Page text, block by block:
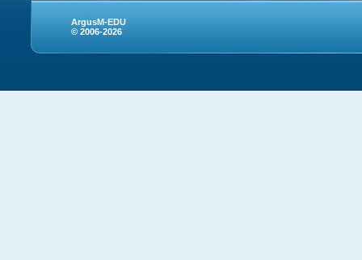
ArgusM-EDU
© 2006-2026